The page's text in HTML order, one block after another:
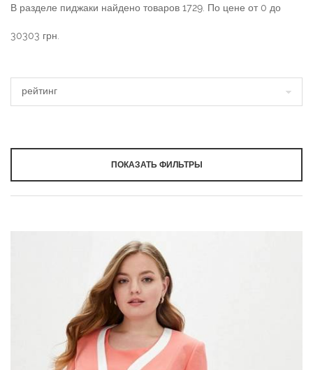
В разделе пиджаки найдено товаров 1729 . По цене от0 до
30303 грн.
ПОКАЗАТЬ ФИЛЬТРЫ